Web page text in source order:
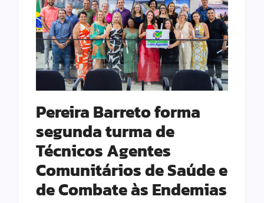
Pereira Barreto forma
segunda turma de
Técnicos Agentes
Comunitários de Saúde e
de Combate às Endemias